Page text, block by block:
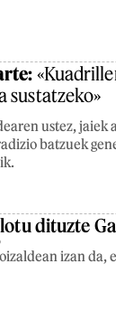
sustatzeko»
ustez, jaiek
batzuek
dituzte
izan da,